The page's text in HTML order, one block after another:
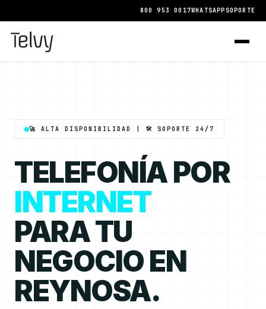
800 953 0017WHATSAPPSOPORTE
🚀 ALTA DISPONIBILIDAD | 🛠️ SOPORTE 24/7
TELEFONÍA POR
INTERNET
PARA TU
NEGOCIO EN
REYNOSA.